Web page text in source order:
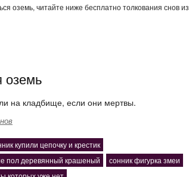
оземь, читайте ниже бесплатно толкования снов из
оземь
на кладбище, если они мертвы.
купили цепочку и крестик
пол деревянный крашеный
сонник фигурка змеи